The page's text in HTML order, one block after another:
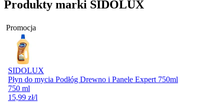
Produkty marki SIDOLUX
Promocja
SIDOLUX
Płyn do mycia Podłóg Drewno i Panele Expert 750ml
750 ml
15,99 zł/l